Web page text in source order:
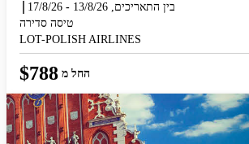
החל מ $788
בין התאריכים, -
17/8/26
טיסה סדירה
LOT-POLISH AIRLINES